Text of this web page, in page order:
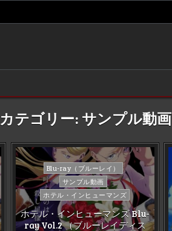
カテゴリー: サンプル動画
Posted
in
Blu-ray（ブルーレイ）
サンプル動画
ホテル・インヒューマンズ
ホテル・インヒューマンズ Blu-
ray Vol.2 （ブルーレイディス